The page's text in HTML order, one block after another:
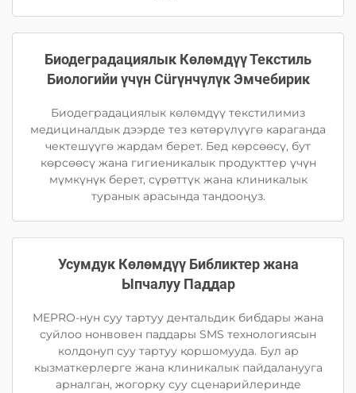
Биодеградациялык Көлөмдүү Текстиль
Биологийи үчүн Сürүнчүлүк Эмчебирик
Биодеградациялык көлөмдүү текстилимиз
медициналдык дээрде тез көтөрүлүүгө караганда
чектешүүгө жардам берет. Бед көрсөөсү, бут
көрсөөсү жана гигиеникалык продукттер үчүн
мүмкүнүк берет, сүрөттүк жана клиникалык
туранык арасында тандооңуз.
Усумдук Көлөмдүү Библиктер жана
Ыпчалуу Паддар
MEPRO-нун суу тартуу дентальдик бибдары жана
суйлоо нонвовен паддары SMS технологиясын
колдонуп суу тартуу қоршомууда. Бул ар
кызматкерлерге жана клиникалык пайдаланууга
арналган, жогорку суу сценарийлеринде